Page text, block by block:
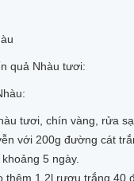
quả Nhàu tươi:
tươi, chín vàng, rửa
với 200g đường cát
5 ngày.
thêm 1,2l rượu trắng 40